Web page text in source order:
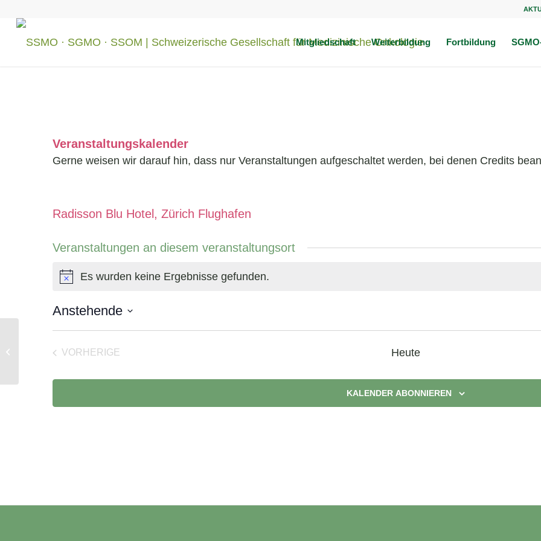
Mitgliedschaft Weiterbildung Fortbildung
Veranstaltungskalender
Gerne weisen wir darauf hin, dass nur Veranstaltungen aufgeschaltet werden, bei denen Credits
Radisson Blu Hotel, Zürich Flughafen
Veranstaltungen an diesem veranstaltungsort
Hinweis
Es wurden keine Ergebnisse gefunden.
Anstehende
Datum
wählen.
VORHERIGE
Heute
KALENDER ABONNIEREN